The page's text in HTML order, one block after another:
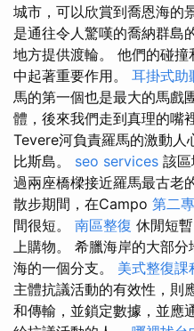
城市，可以欣賞到喬恩海的
是通往令人驚嘆的喬納群島
地方提供渡輪。 他們的碰
中起著重要作用。 耳掛式助
馬的第一個也是最大的馬戲
體，後來我們走到真理的嘴
Tevere河負責羅馬的激動人
比斯島。 seo services 該
過兩座橋樑接近羅馬最古老
散步期間，在Campo 第二
間很短。 南區整復 休閒短
上購物。 希臘海岸的大部
海的一個分支。 美式整復課
主體抗議活動的有效性，則
和傳輸，並鎖定數據，並應